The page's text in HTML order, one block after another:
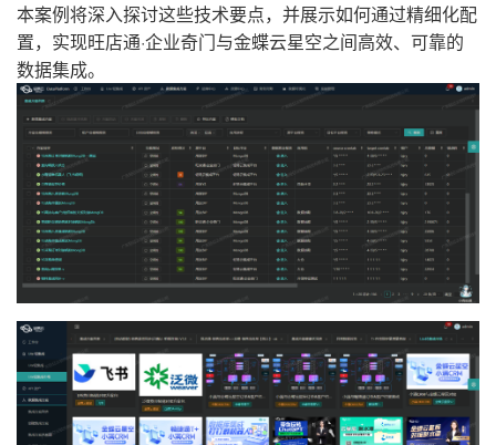
本案例将深入探讨这些技术要点，并展示如何通过精细化配
置，实现旺店通·企业奇门与金蝶云星空之间高效、可靠的
数据集成。